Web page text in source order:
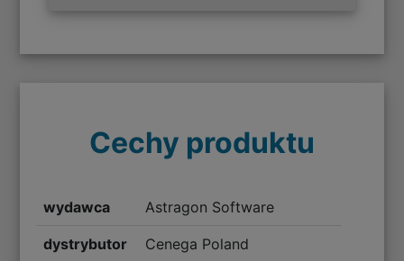
Cechy produktu
wydawca Astragon Software
dystrybutor Cenega Poland